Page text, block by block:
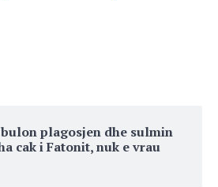
plagosjen dhe sulmin
cak i Fatonit, nuk e vrau